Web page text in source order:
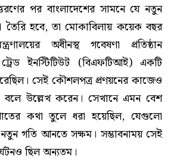
পর বাংলাদেশের সামনে যে নতুন
তৈরি হবে, তা মোকাবিলায় কয়েক বছর
অধীনস্থ গবেষণা প্রতিষ্ঠান
ইনস্টিটিউট (বিএফটিআই) একটি
সেই কৌশলপত্র প্রণয়নের কাজেও
উল্লেখ করেন। সেখানে এমন বেশ
কথা তুলে ধরা হয়েছিল, যেগুলো
নতুন গতি আনতে সক্ষম। সম্ভাবনাময় সেই
ছিল অন্যতম।